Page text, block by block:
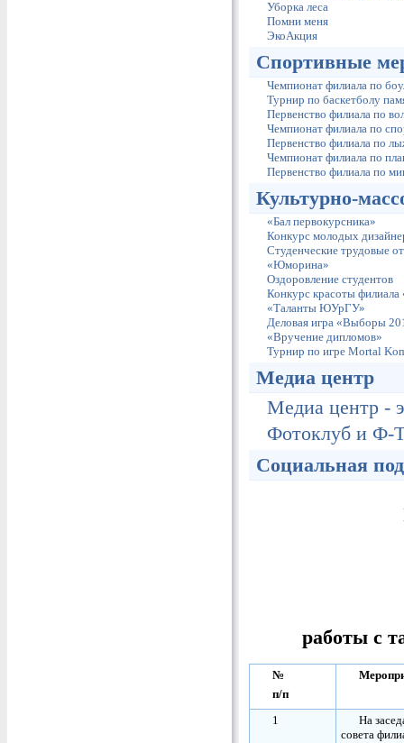
Уборка леса
Помни меня
ЭкоАкция
Спортивные
Чемпионат филиала по
Турнир по баскетболу
Первенство филиала по
Чемпионат филиала по
Первенство филиала по
Чемпионат филиала по
Первенство филиала по
Культурно-
«Бал первокурсника»
Конкурс молодых
Студенческие трудовые
«Юморина»
Оздоровление студентов
Конкурс красоты
«Таланты ЮУрГУ»
Деловая игра «Выборы
«Вручение дипломов»
Турнир по игре Mortal
Медиа центр
Медиа центр -
Фотоклуб и Ф-
Социальная
работы с
№
п/п
1
На
совета